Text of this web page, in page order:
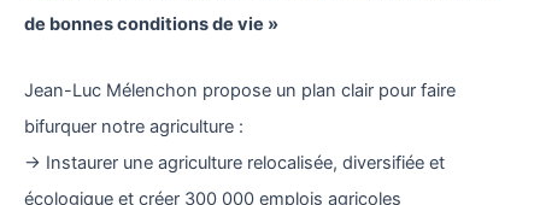
de bonnes conditions de vie »
Jean-Luc Mélenchon propose un plan clair pour faire
bifurquer notre agriculture :
→ Instaurer une agriculture relocalisée, diversifiée et
écologique et créer 300 000 emplois agricoles